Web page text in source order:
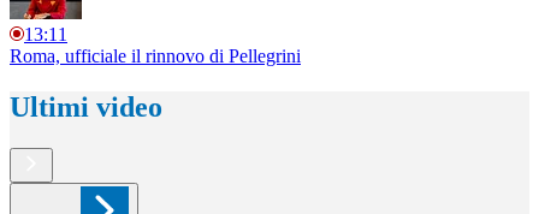
13:11
Roma, ufficiale il rinnovo di Pellegrini
Ultimi video